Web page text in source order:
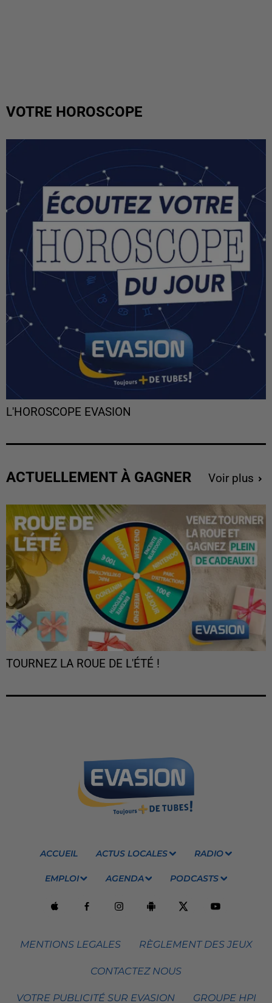
VOTRE HOROSCOPE
L'HOROSCOPE EVASION
ACTUELLEMENT À GAGNER Voir plus
TOURNEZ LA ROUE DE L'ÉTÉ !
ACCUEIL ACTUS LOCALES RADIO
EMPLOI AGENDA PODCASTS
MENTIONS LEGALES RÈGLEMENT DES JEUX
CONTACTEZ NOUS
VOTRE PUBLICITÉ SUR EVASION GROUPE HPI